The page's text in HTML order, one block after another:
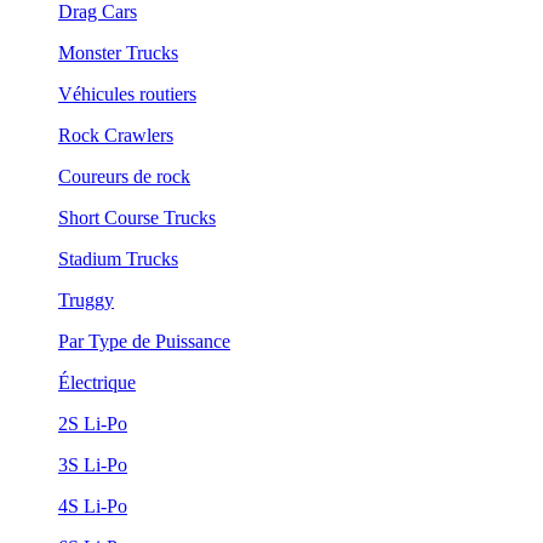
Drag Cars
Monster Trucks
Véhicules routiers
Rock Crawlers
Coureurs de rock
Short Course Trucks
Stadium Trucks
Truggy
Par Type de Puissance
Électrique
2S Li-Po
3S Li-Po
4S Li-Po